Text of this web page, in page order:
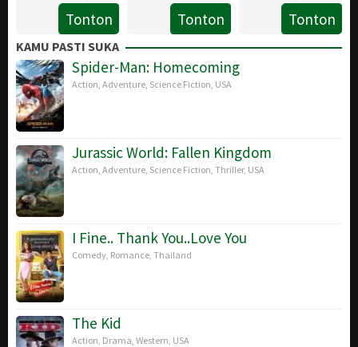
22
Jul
2011
Joe
Johnston
Tonton
Apr
2025
Schreier
Tonton
27
Apr
Anthony
Russo,
Tonton
KAMU PASTI SUKA
Spider-Man: Homecoming
Action Adventure Science Fiction USA
Jurassic World: Fallen Kingdom
Action Adventure Science Fiction Thriller, USA
I Fine.. Thank You..Love You
Comedy Romance Thailand
The Kid
Action Drama Western USA